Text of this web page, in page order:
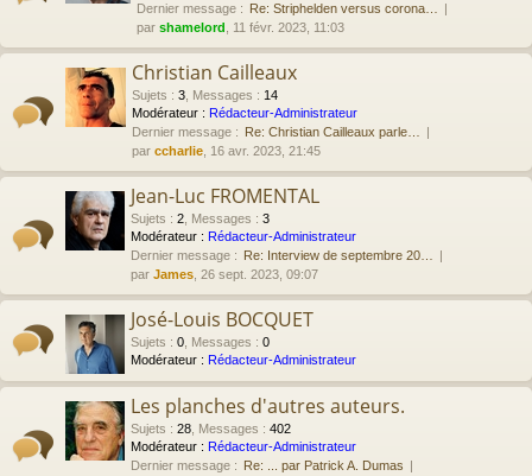
Dernier message : Re: Striphelden versus corona…
par shamelord , 11 févr. 2023, 11:03
Christian Cailleaux
Sujets : 3 Messages : 14
Modérateur : Rédacteur-Administrateur
Dernier message : Re: Christian Cailleaux parle…
par ccharlie , 16 avr. 2023, 21:45
Jean-Luc FROMENTAL
Sujets : 2 Messages : 3
Modérateur : Rédacteur-Administrateur
Dernier message : Re: Interview de septembre 20…
par James , 26 sept. 2023, 09:07
José-Louis BOCQUET
Sujets : 0 Messages : 0
Modérateur : Rédacteur-Administrateur
Les planches d'autres auteurs.
Sujets : 28 Messages : 402
Modérateur : Rédacteur-Administrateur
Dernier message : Re: ... par Patrick A. Dumas